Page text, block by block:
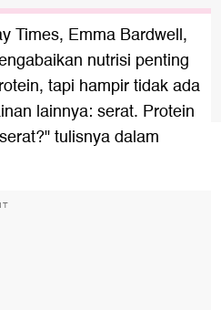
Times, Emma Bardwell,
nutrisi penting
tapi hampir tidak ada
lainnya: serat. Protein
tulisnya dalam